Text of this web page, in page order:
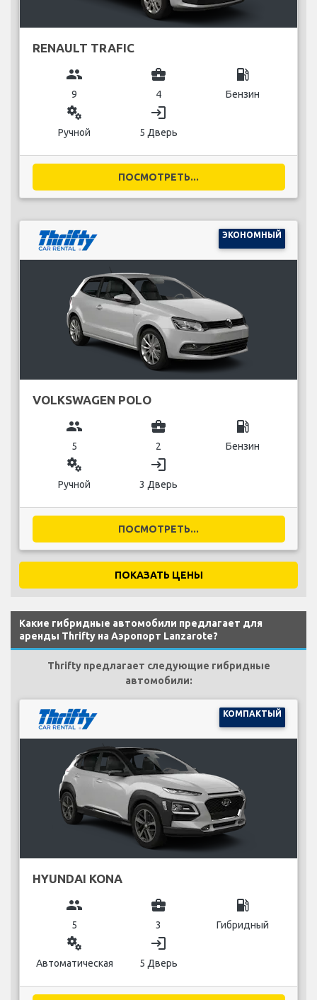
RENAULT TRAFIC
group
9
business_center
4
local_gas_station
Бензин
miscellaneous_services
Ручной
login
5 Дверь
ПОСМОТРЕТЬ...
ЭКОНОМНЫЙ
VOLKSWAGEN POLO
group
5
business_center
2
local_gas_station
Бензин
miscellaneous_services
Ручной
login
3 Дверь
ПОСМОТРЕТЬ...
ПОКАЗАТЬ ЦЕНЫ
Какие гибридные автомобили предлагает для
аренды Thrifty на Аэропорт Lanzarote?
Thrifty предлагает следующие гибридные
автомобили:
КОМПАКТЫЙ
HYUNDAI KONA
group
5
business_center
3
local_gas_station
Гибридный
miscellaneous_services
Автоматическая
login
5 Дверь